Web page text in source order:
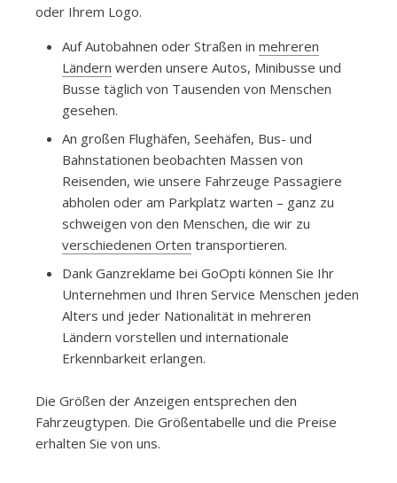
oder Ihrem Logo.
Auf Autobahnen oder Straßen in mehreren
Ländern werden unsere Autos, Minibusse und
Busse täglich von Tausenden von Menschen
gesehen.
An großen Flughäfen, Seehäfen, Bus- und
Bahnstationen beobachten Massen von
Reisenden, wie unsere Fahrzeuge Passagiere
abholen oder am Parkplatz warten – ganz zu
schweigen von den Menschen, die wir zu
verschiedenen Orten transportieren.
Dank Ganzreklame bei GoOpti können Sie Ihr
Unternehmen und Ihren Service Menschen jeden
Alters und jeder Nationalität in mehreren
Ländern vorstellen und internationale
Erkennbarkeit erlangen.
Die Größen der Anzeigen entsprechen den
Fahrzeugtypen. Die Größentabelle und die Preise
erhalten Sie von uns.